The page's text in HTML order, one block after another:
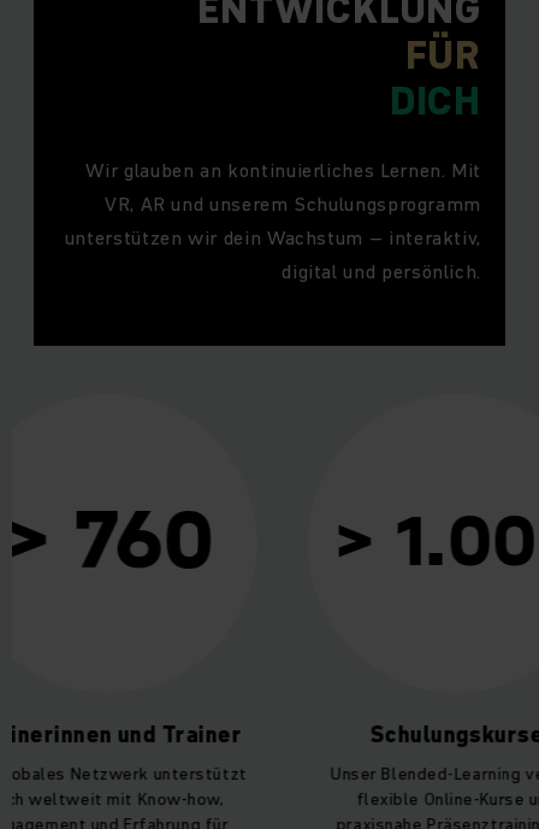
FÜR
DICH
Wir glauben an kontinuierliches Lernen. Mit
VR, AR und unserem Schulungsprogramm
unterstützen wir dein Wachstum – interaktiv,
digital und persönlich.
und Trainer
unterstützt
mit Know-how,
und Erfahrung für
> 1.000
Schulungskurse
Unser Blended-Learning vereint
flexible Online-Kurse und
praxisnahe Präsenztrainings –